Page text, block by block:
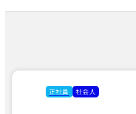
正社員 社会人